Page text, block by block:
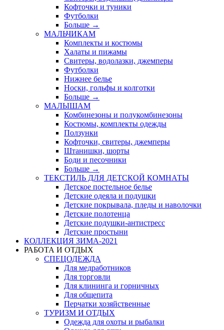
Кофточки и туники
Футболки
Больше →
МАЛЬЧИКАМ
Комплекты и костюмы
Халаты и пижамы
Свитеры, водолазки, джемперы
Футболки
Нижнее белье
Носки, гольфы и колготки
Больше →
МАЛЫШАМ
Комбинезоны и полукомбинезоны
Костюмы, комплекты одежды
Ползунки
Кофточки, свитеры, джемперы
Штанишки, шорты
Боди и песочники
Больше →
ТЕКСТИЛЬ ДЛЯ ДЕТСКОЙ КОМНАТЫ
Детское постельное белье
Детские одеяла и подушки
Детские покрывала, пледы и наволочки
Детские полотенца
Детские подушки-антистресс
Детские простыни
КОЛЛЕКЦИЯ ЗИМА-2021
РАБОТА И ОТДЫХ
СПЕЦОДЕЖДА
Для медработников
Для торговли
Для клининга и горничных
Для общепита
Перчатки хозяйственные
ТУРИЗМ И ОТДЫХ
Одежда для охоты и рыбалки